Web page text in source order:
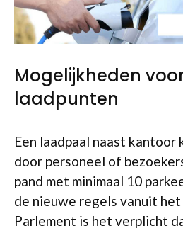
Mogelijkheden
laadpunten
Een laadpaal naast
door personeel of
pand met minimaal 10
de nieuwe regels vanuit het
Parlement is het verplicht